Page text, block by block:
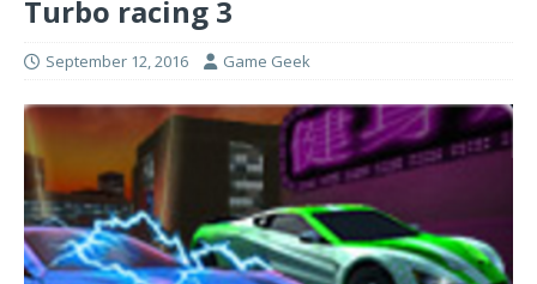
Turbo racing 3
September 12, 2016 Game Geek